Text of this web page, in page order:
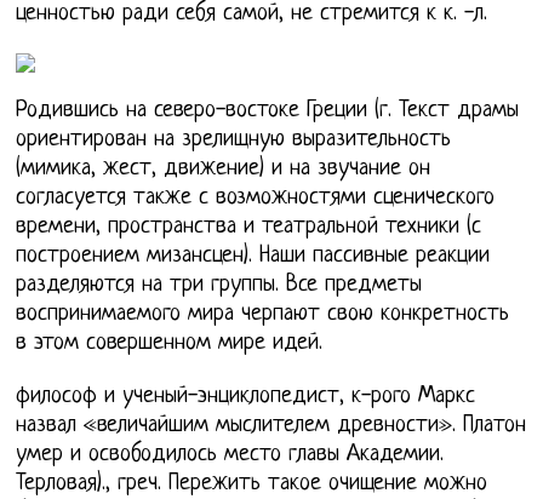
ценностью ради себя самой, не стремится к к. -л.
Родившись на северо-востоке Греции (г. Текст драмы
ориентирован на зрелищную выразительность
(мимика, жест, движение) и на звучание он
согласуется также с возможностями сценического
времени, пространства и театральной техники (с
построением мизансцен). Наши пассивные реакции
разделяются на три группы. Все предметы
воспринимаемого мира черпают свою конкретность
в этом совершенном мире идей.
философ и ученый-энциклопедист, к-рого Маркс
назвал «величайшим мыслителем древности». Платон
умер и освободилось место главы Академии.
Терловая)., греч. Пережить такое очищение можно